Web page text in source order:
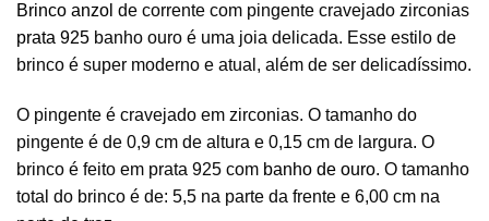
Brinco anzol de corrente com pingente cravejado zirconias
prata 925 banho ouro é uma joia delicada. Esse estilo de
brinco é super moderno e atual, além de ser delicadíssimo.
O pingente é cravejado em zirconias. O tamanho do
pingente é de 0,9 cm de altura e 0,15 cm de largura. O
brinco é feito em prata 925 com banho de ouro. O tamanho
total do brinco é de: 5,5 na parte da frente e 6,00 cm na